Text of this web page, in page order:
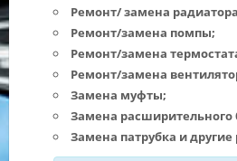
Ремонт/замена
Ремонт/замена помпы;
Ремонт/замена
Ремонт/замена
Замена муфты;
Замена расширительного
Замена патрубка и другие